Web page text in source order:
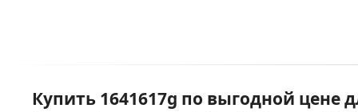
Купить 1641617g по выгодной цене